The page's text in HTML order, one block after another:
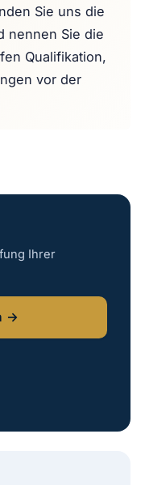
Sie uns die
nennen Sie die
Qualifikation,
vor der
Ihrer
→